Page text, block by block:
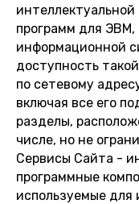
программ для
информационной
доступность
по сетевому
включая все его
разделы,
числе, но не
Сервисы Сайта -
программные
используемые для